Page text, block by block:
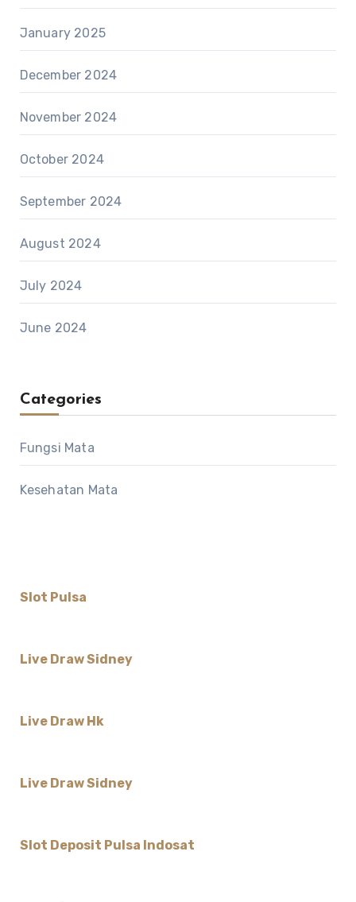
January 2025
December 2024
November 2024
October 2024
September 2024
August 2024
July 2024
June 2024
Categories
Fungsi Mata
Kesehatan Mata
Slot Pulsa
Live Draw Sidney
Live Draw Hk
Live Draw Sidney
Slot Deposit Pulsa Indosat